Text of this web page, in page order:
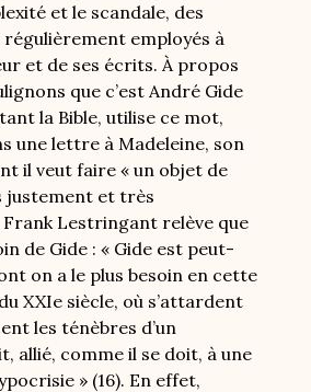
et le scandale, des
employés à
et de ses écrits. À propos
que c’est André Gide
la Bible, utilise ce mot,
une lettre à Madeleine, son
il veut faire « un objet de
justement et très
Lestringant relève que
de Gide : « Gide est peut-
on a le plus besoin en cette
XXIe siècle, où s’attardent
les ténèbres d’un
allié, comme il se doit, à une
» (16). En effet,